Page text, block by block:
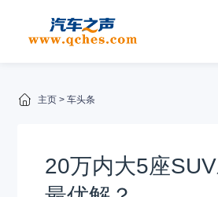
主页 > 车头条
20万内大5座